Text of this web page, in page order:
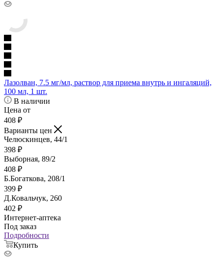
Лазолван, 7.5 мг/мл, раствор для приема внутрь и ингаляций,
100 мл, 1 шт.
В наличии
Цена от
408 ₽
Варианты цен
Челюскинцев, 44/1
398 ₽
Выборная, 89/2
408 ₽
Б.Богаткова, 208/1
399 ₽
Д.Ковальчук, 260
402 ₽
Интернет-аптека
Под заказ
Подробности
Купить